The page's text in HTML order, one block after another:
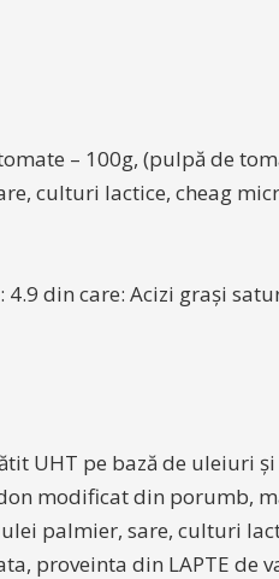
– 100g, (pulpă de
culturi lactice, cheag
din care: Acizi grași
UHT pe bază de uleiuri
modificat din porumb,
palmier, sare, culturi
proveinta din LAPTE de